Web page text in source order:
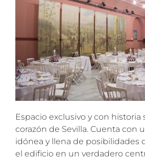
Espacio exclusivo y con historia
corazón de Sevilla. Cuenta con
idónea y llena de posibilidades
el edificio en un verdadero